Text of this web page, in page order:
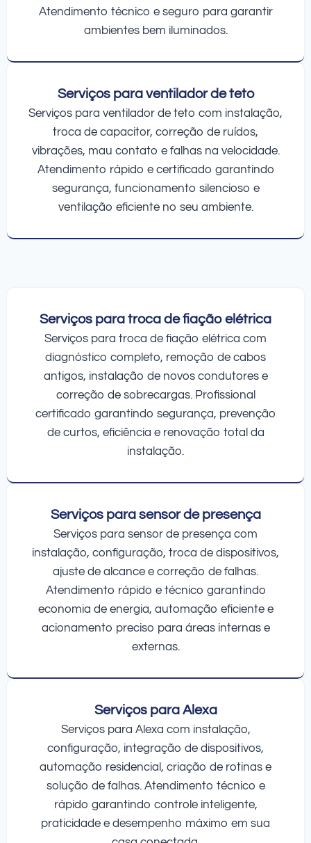
Atendimento técnico e seguro para garantir
ambientes bem iluminados.
Serviços para ventilador de teto
Serviços para ventilador de teto com instalação,
troca de capacitor, correção de ruídos,
vibrações, mau contato e falhas na velocidade.
Atendimento rápido e certificado garantindo
segurança, funcionamento silencioso e
ventilação eficiente no seu ambiente.
Serviços para troca de fiação elétrica
Serviços para troca de fiação elétrica com
diagnóstico completo, remoção de cabos
antigos, instalação de novos condutores e
correção de sobrecargas. Profissional
certificado garantindo segurança, prevenção
de curtos, eficiência e renovação total da
instalação.
Serviços para sensor de presença
Serviços para sensor de presença com
instalação, configuração, troca de dispositivos,
ajuste de alcance e correção de falhas.
Atendimento rápido e técnico garantindo
economia de energia, automação eficiente e
acionamento preciso para áreas internas e
externas.
Serviços para Alexa
Serviços para Alexa com instalação,
configuração, integração de dispositivos,
automação residencial, criação de rotinas e
solução de falhas. Atendimento técnico e
rápido garantindo controle inteligente,
praticidade e desempenho máximo em sua